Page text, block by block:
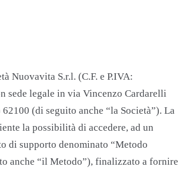
Nuovavita S.r.l. (C.F. e P.IVA:
sede legale in via Vincenzo Cardarelli
(di seguito anche “la Società”). La
la possibilità di accedere, ad un
di supporto denominato “Metodo
anche “il Metodo”), finalizzato a fornire